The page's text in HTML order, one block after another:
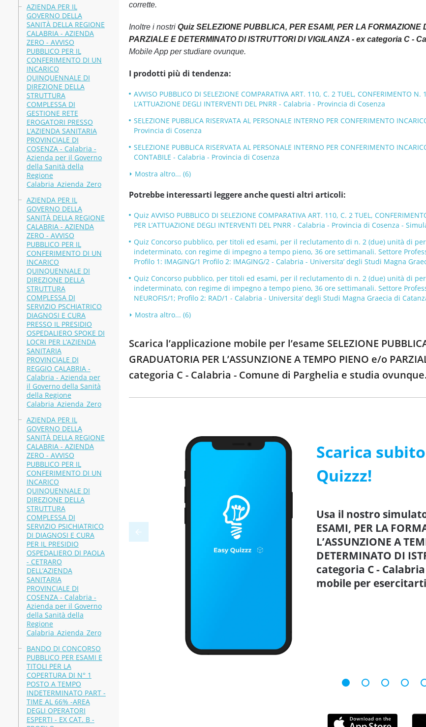
AZIENDA PER IL
GOVERNO DELLA
SANITÀ DELLA REGIONE
CALABRIA - AZIENDA
ZERO - AVVISO
PUBBLICO PER IL
CONFERIMENTO DI UN
INCARICO
QUINQUENNALE DI
DIREZIONE DELLA
STRUTTURA
COMPLESSA DI
GESTIONE RETE
EROGATORI PRESSO
L’AZIENDA SANITARIA
PROVINCIALE DI
COSENZA - Calabria -
Azienda per il Governo
della Sanità della
Regione
Calabria_Azienda_Zero
AZIENDA PER IL
GOVERNO DELLA
SANITÀ DELLA REGIONE
CALABRIA - AZIENDA
ZERO - AVVISO
PUBBLICO PER IL
CONFERIMENTO DI UN
INCARICO
QUINQUENNALE DI
DIREZIONE DELLA
STRUTTURA
COMPLESSA DI
SERVIZIO PSCHIATRICO
DIAGNOSI E CURA
PRESSO IL PRESIDIO
OSPEDALIERO SPOKE DI
LOCRI PER L’AZIENDA
SANITARIA
PROVINCIALE DI
REGGIO CALABRIA -
Calabria - Azienda per
il Governo della Sanità
della Regione
Calabria_Azienda_Zero
AZIENDA PER IL
GOVERNO DELLA
SANITÀ DELLA REGIONE
CALABRIA - AZIENDA
ZERO - AVVISO
PUBBLICO PER IL
CONFERIMENTO DI UN
INCARICO
QUINQUENNALE DI
DIREZIONE DELLA
STRUTTURA
COMPLESSA DI
SERVIZIO PSICHIATRICO
DI DIAGNOSI E CURA
PER IL PRESIDIO
OSPEDALIERO DI PAOLA
- CETRARO
DELL’AZIENDA
SANITARIA
PROVINCIALE DI
COSENZA - Calabria -
Azienda per il Governo
della Sanità della
Regione
Calabria_Azienda_Zero
BANDO DI CONCORSO
PUBBLICO PER ESAMI E
TITOLI PER LA
COPERTURA DI N° 1
POSTO A TEMPO
INDETERMINATO PART -
TIME AL 66% -AREA
DEGLI OPERATORI
ESPERTI - EX CAT. B -
corrette.
Inoltre i nostri Quiz SELEZIONE PUBBLICA, PER ESAMI, PER LA FORMAZIONE
PARZIALE E DETERMINATO DI ISTRUTTORI DI VIGILANZA - ex categoria C -
Mobile App per studiare ovunque.
I prodotti più di tendenza:
AVVISO PUBBLICO DI SELEZIONE COMPARATIVA ART. 110, C. 2 TUEL, CONFERIMENTO
L’ATTUAZIONE DEGLI INTERVENTI DEL PNRR - Calabria - Provincia di Cosenza
SELEZIONE PUBBLICA RISERVATA AL PERSONALE INTERNO PER CONFERIMENTO
Provincia di Cosenza
SELEZIONE PUBBLICA RISERVATA AL PERSONALE INTERNO PER CONFERIMENTO
CONTABILE - Calabria - Provincia di Cosenza
Mostra altro... (6)
Potrebbe interessarti leggere anche questi altri articoli:
Quiz AVVISO PUBBLICO DI SELEZIONE COMPARATIVA ART. 110, C. 2 TUEL,
PER L’ATTUAZIONE DEGLI INTERVENTI DEL PNRR - Calabria - Provincia di Cosenza -
Quiz Concorso pubblico, per titoli ed esami, per il reclutamento di n. 2 (due) unità di
indeterminato, con regime di impegno a tempo pieno, 36 ore settimanali. Settore
Profilo 1: IMAGING/1 Profilo 2: IMAGING/2 - Calabria - Universita’ degli Studi Magna
Quiz Concorso pubblico, per titoli ed esami, per il reclutamento di n. 2 (due) unità di
indeterminato, con regime di impegno a tempo pieno, 36 ore settimanali. Settore
NEUROFIS/1; Profilo 2: RAD/1 - Calabria - Universita’ degli Studi Magna Graecia di
Mostra altro... (6)
Scarica l’applicazione mobile per l’esame SELEZIONE
GRADUATORIA PER L’ASSUNZIONE A TEMPO PIENO e/o
categoria C - Calabria - Comune di Parghelia e studia
Scarica
Quizzz!
Usa il nostro
ESAMI, PER LA
L’ASSUNZIONE A
DETERMINATO DI
categoria C -
mobile per